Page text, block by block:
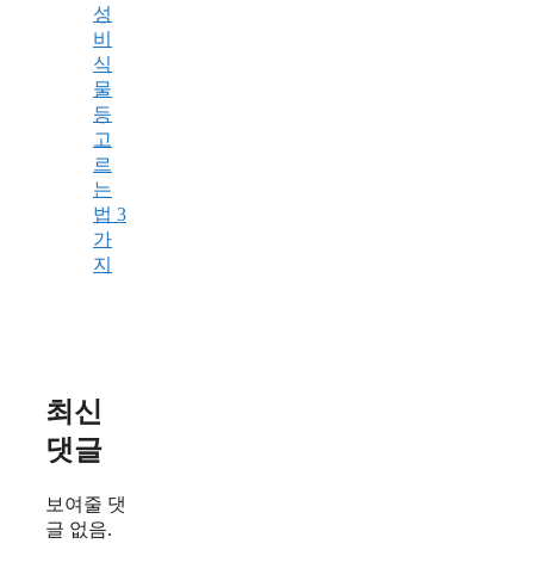
성
비
식
물
등
고
르
는
법 3
가
지
최신
댓글
보여줄 댓
글 없음.